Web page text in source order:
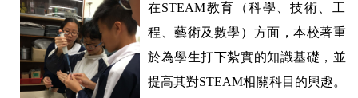
在STEAM教育（科學、技術、工
程、藝術及數學）方面，本校著重
於為學生打下紮實的知識基礎，並
提高其對STEAM相關科目的興趣。